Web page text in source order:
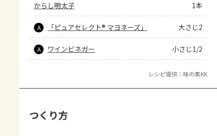
からし明太子 1本
A 「ピュアセレクト® マヨネーズ」 大さじ2
A ワインビネガー 小さじ1/2
レシピ提供：味の素KK
つくり方